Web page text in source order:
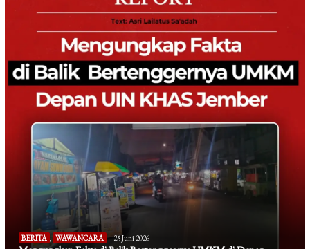
BERITA , WAWANCARA 25 Juni 2026